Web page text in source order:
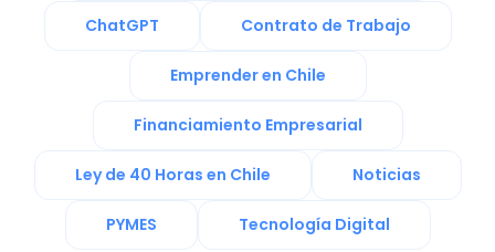
ChatGPT Contrato de Trabajo
Emprender en Chile
Financiamiento Empresarial
Ley de 40 Horas en Chile Noticias
PYMES Tecnología Digital